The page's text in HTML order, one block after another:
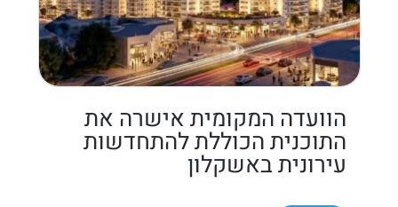
הוועדה המקומית אישרה את
התוכנית הכוללת להתחדשות
עירונית באשקלון